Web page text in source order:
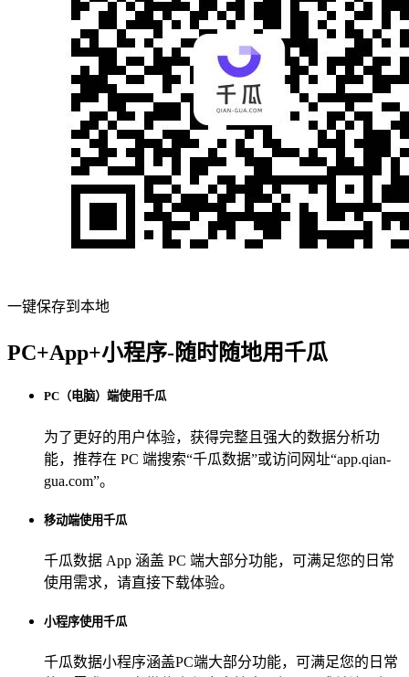
一键保存到本地
PC+App+小程序-随时随地用千瓜
PC（电脑）端使用千瓜
为了更好的用户体验，获得完整且强大的数据分析功
能，推荐在 PC 端搜索“千瓜数据”或访问网址“app.qian-
gua.com”。
移动端使用千瓜
千瓜数据 App 涵盖 PC 端大部分功能，可满足您的日常
使用需求，请直接下载体验。
小程序使用千瓜
千瓜数据小程序涵盖PC端大部分功能，可满足您的日常